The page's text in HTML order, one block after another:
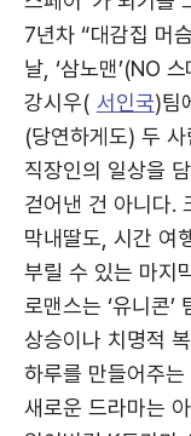
7년차 “대감집 머
날, ‘삼노맨’(NO
강시우( 서인국)팀
(당연하게도) 두
직장인의 일상을
걷어낸 건 아니다.
막내딸도, 시간 여
부릴 수 있는 마지
로맨스는 ‘유니콘’
상승이나 치명적
하루를 만들어주
새로운 드라마는